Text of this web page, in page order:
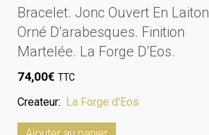
Bracelet. Jonc Ouvert En Laiton
Orné D’arabesques. Finition
Martelée. La Forge D’Eos.
74,00€ TTC
Createur: La Forge d'Eos